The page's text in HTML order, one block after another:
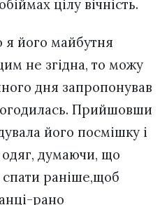
цілу вічність.
я його майбутня
не згідна, то можу
дня запропонував
Прийшовши
його посмішку і
одяг, думаючи, що
спати раніше,щоб
рано